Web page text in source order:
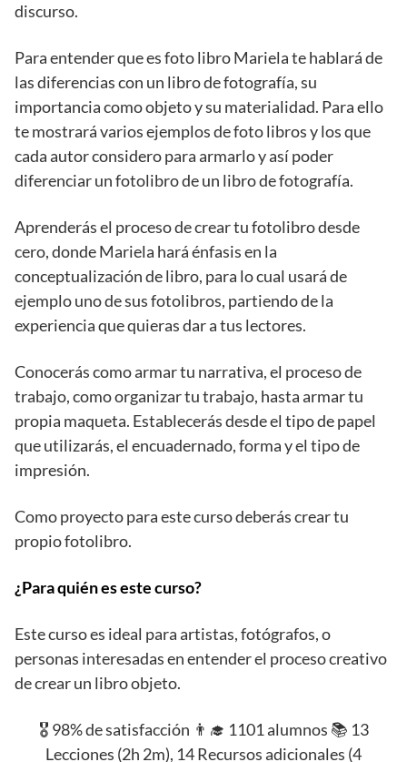
discurso.
Para entender que es foto libro Mariela te hablará de
las diferencias con un libro de fotografía, su
importancia como objeto y su materialidad. Para ello
te mostrará varios ejemplos de foto libros y los que
cada autor considero para armarlo y así poder
diferenciar un fotolibro de un libro de fotografía.
Aprenderás el proceso de crear tu fotolibro desde
cero, donde Mariela hará énfasis en la
conceptualización de libro, para lo cual usará de
ejemplo uno de sus fotolibros, partiendo de la
experiencia que quieras dar a tus lectores.
Conocerás como armar tu narrativa, el proceso de
trabajo, como organizar tu trabajo, hasta armar tu
propia maqueta. Establecerás desde el tipo de papel
que utilizarás, el encuadernado, forma y el tipo de
impresión.
Como proyecto para este curso deberás crear tu
propio fotolibro.
¿Para quién es este curso?
Este curso es ideal para artistas, fotógrafos, o
personas interesadas en entender el proceso creativo
de crear un libro objeto.
🎖️ 98% de satisfacción 👨‍🎓 1101 alumnos 📚 13
Lecciones (2h 2m), 14 Recursos adicionales (4